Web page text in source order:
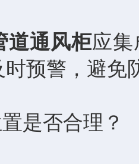
道通风柜应集
时预警，避免
否合理？